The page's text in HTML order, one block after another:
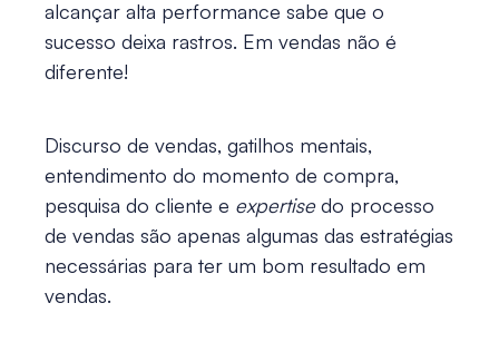
alcançar alta performance sabe que o
sucesso deixa rastros. Em vendas não é
diferente!
Discurso de vendas, gatilhos mentais,
entendimento do momento de compra,
pesquisa do cliente e expertisedo processo
de vendas são apenas algumas das estratégias
necessárias para ter um bom resultado em
vendas.